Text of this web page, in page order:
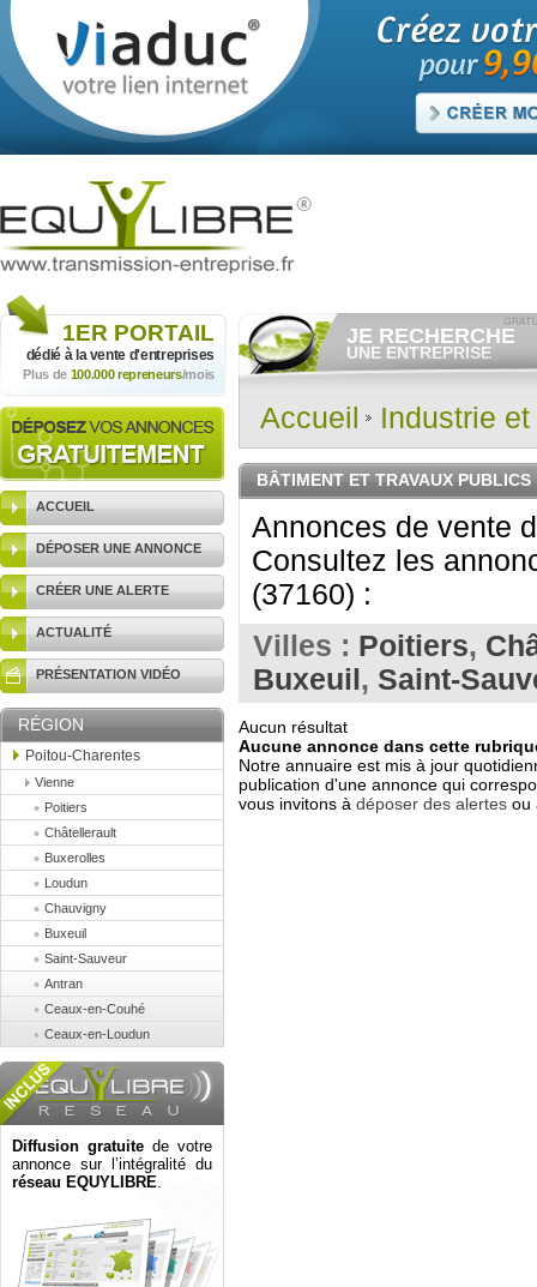
1ER PORTAIL
dédié à la vente d'entreprises
Plus de 100.000 repreneurs/mois
ACCUEIL
DÉPOSER UNE ANNONCE
CRÉER UNE ALERTE
ACTUALITÉ
PRÉSENTATION VIDÉO
RÉGION
Poitou-Charentes
Vienne
Poitiers
Châtellerault
Buxerolles
Loudun
Chauvigny
Buxeuil
Saint-Sauveur
Antran
Ceaux-en-Couhé
Ceaux-en-Loudun
Diffusion gratuite de votre
annonce sur l’intégralité du
réseau EQUYLIBRE.
JE RECHERCHE
UNE ENTREPRISE
Consulter gratuitementles
vendre.
Et/ou déposergratuitement
RECHERCHER UNE
ANNONCE
Accueil Industrie
BÂTIMENT ET TRAVAUX PUBLICS
Annonces de vente
Consultez les
(37160) :
Villes : Poitiers,
Buxeuil , Saint-
Aucun résultat
Aucune annonce dans cette
Notre annuaire est mis à jour
publication d'une annonce qui
vous invitons à déposer des alertes ou